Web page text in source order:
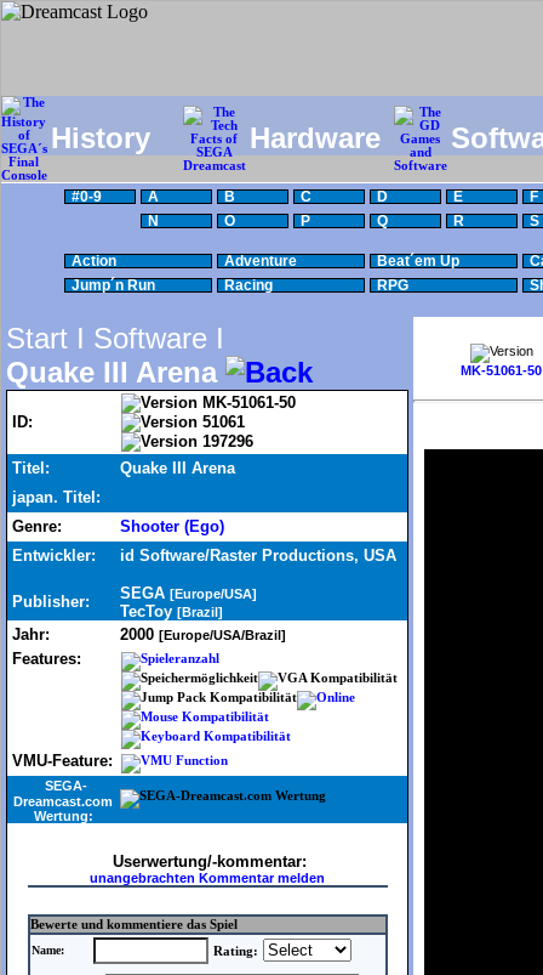
History Hardware
#0-9 A B C D E
F
N
O P Q R S
Action Adventure Beat´em Up
Jump´n Run
Racing RPG
Start I Software I
Quake III Arena
ID:
MK-51061-50
51061
197296
Titel:
Quake III Arena
japan. Titel:
Genre:
Shooter (Ego)
Entwickler:
id Software/Raster Productions, USA
Publisher: SEGA [Europe/USA]
TecToy [Brazil]
Jahr: 2000 [Europe/USA/Brazil]
Features:
VMU-Feature:
SEGA-
Dreamcast.com
Wertung:
Userwertung/-kommentar:
unangebrachten Kommentar melden
Bewerte und kommentiere das Spiel
Name:
Rating:
MK-51061-50